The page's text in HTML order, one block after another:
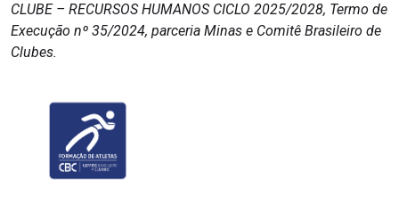
CLUBE – RECURSOS HUMANOS CICLO 2025/2028, Termo de
Execução nº 35/2024, parceria Minas e Comitê Brasileiro de
Clubes.